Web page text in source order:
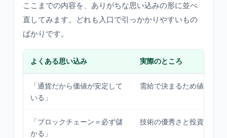
ここまでの内容を、ありがちな思い込みの形に並べ
直してみます。どれも入口で引っかかりやすいもの
ばかりです。
よくある思い込み 実際のところ
「通貨だから価値が安定して
いる」
需給で決まるため値動きは
「ブロックチェーン＝必ず儲
かる」
技術の優秀さと投資の損益